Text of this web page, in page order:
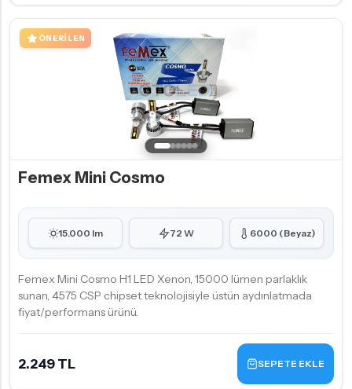
ÖNERILEN
Femex Mini Cosmo
15.000 lm 72 W 6000 (Beyaz)
Femex Mini Cosmo H1 LED Xenon, 15000 lümen parlaklık
sunan, 4575 CSP chipset teknolojisiyle üstün aydınlatmada
fiyat/performans ürünü.
2.249 TL SEPETE EKLE